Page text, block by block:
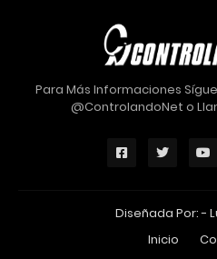
Para Más Informaciones
@ControlandoNet o
Diseñada Por: -
Inicio